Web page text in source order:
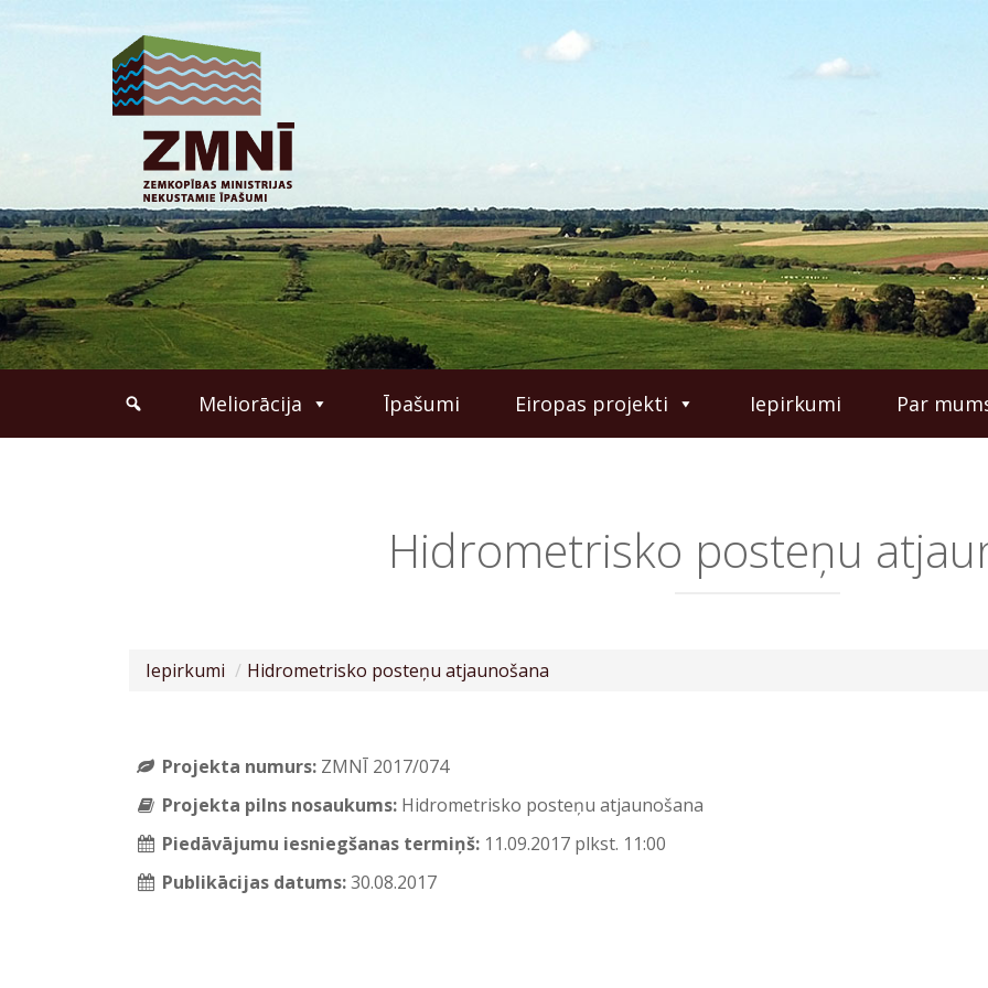
Meliorācija Īpašumi Eiropas projekti Iepirkumi Par
Hidrometrisko posteņu
Iepirkumi Hidrometrisko posteņu atjaunošana
Projekta numurs: ZMNĪ 2017/074
Projekta pilns nosaukums: Hidrometrisko posteņu atjaunošana
Piedāvājumu iesniegšanas termiņš: 11.09.2017 plkst. 11:00
Publikācijas datums:30.08.2017